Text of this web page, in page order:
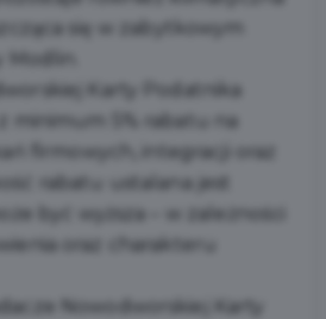
się w zabytkowym
Karty Podatnika
minimum 5% rabatu na
firmowych, integracji oraz
rabatu ustalana jest
być wyższa – w zależności
oraz charakteru
Nowodworskiej Karty